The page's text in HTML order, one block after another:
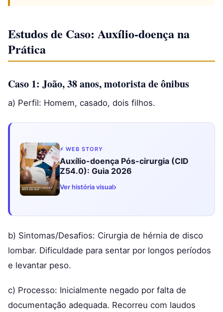
Estudos de Caso: Auxílio-doença na
Prática
Caso 1: João, 38 anos, motorista de ônibus
a) Perfil: Homem, casado, dois filhos.
⚡ WEB STORY
Auxílio-doença Pós-cirurgia (CID
Z54.0): Guia 2026
Ver história visual›
b) Sintomas/Desafios: Cirurgia de hérnia de disco
lombar. Dificuldade para sentar por longos períodos
e levantar peso.
c) Processo: Inicialmente negado por falta de
documentação adequada. Recorreu com laudos